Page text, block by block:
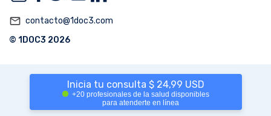
Inicia tu consulta $ 24,99 USD
+20 profesionales de la salud disponibles
para atenderte en línea
mail_outline contacto@1doc3.com
© 1DOC3 2026